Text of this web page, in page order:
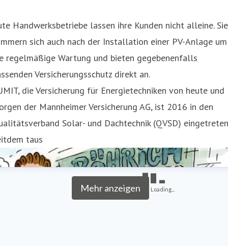
Handwerksbetriebe lassen ihre Kunden nicht alleine. Sie
sich auch nach der Installation einer PV-Anlage um
regelmäßige Wartung und bieten gegebenenfalls
Versicherungsschutz direkt an.
die Versicherung für Energietechniken von heute und
der Mannheimer Versicherung AG, ist 2016 in den
Solar- und Dachtechnik (QVSD)
taus
Mehr anzeigen Loading...